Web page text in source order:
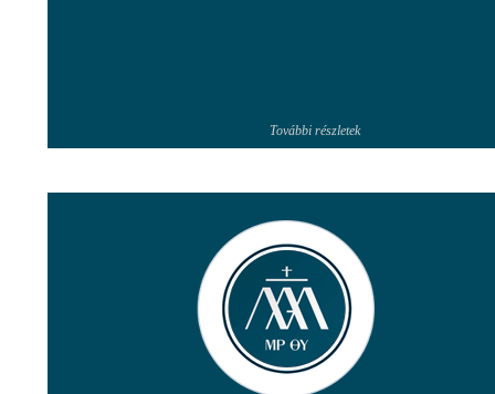
További részletek